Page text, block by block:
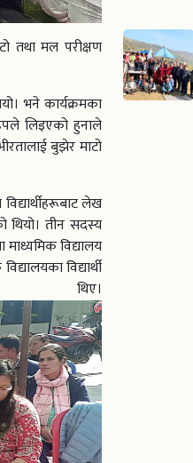
तथा मल परीक्षण
भने कार्यक्रमका
लिइएको हुनाले
बुझेर माटो
लेख
थियो। तीन सदस्य
माध्यमिक विद्यालय
विद्यार्थी
थिए।